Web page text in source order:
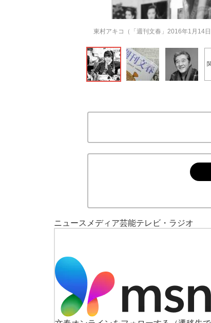
東村アキコ（「週刊文春」2016年1月14
ニュース メディア芸能テレビ・ラジオ